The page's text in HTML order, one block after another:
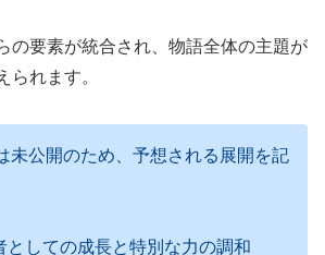
の要素が統合され、物語全体の主題が
られます。
未公開のため、予想される展開を記
としての成長と特別な力の調和